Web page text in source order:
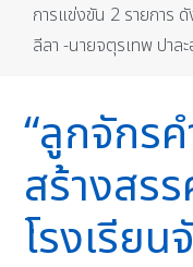
การแข่งขัน 2 รายการ
ลีลา -นายจตุรเทพ ปาล
“ลูกจักร
สร้างสร
โรงเรีย